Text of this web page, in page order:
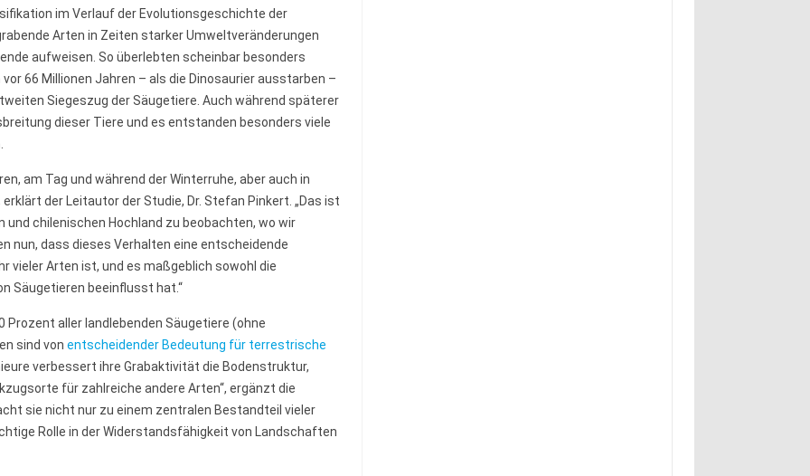
im Verlauf der Evolutionsgeschichte der
Arten in Zeiten starker Umweltveränderungen
aufweisen. So überlebten scheinbar besonders
66 Millionen Jahren – als die Dinosaurier ausstarben –
Siegeszug der Säugetiere. Auch während späterer
dieser Tiere und es entstanden besonders viele
am Tag und während der Winterruhe, aber auch in
der Leitautor der Studie, Dr. Stefan Pinkert. „Das ist
chilenischen Hochland zu beobachten, wo wir
nun, dass dieses Verhalten eine entscheidende
vieler Arten ist, und es maßgeblich sowohl die
Säugetieren beeinflusst hat.“
aller landlebenden Säugetiere (ohne
sind von entscheidender Bedeutung für terrestrische
verbessert ihre Grabaktivität die Bodenstruktur,
für zahlreiche andere Arten“, ergänzt die
sie nicht nur zu einem zentralen Bestandteil vieler
Rolle in der Widerstandsfähigkeit von Landschaften